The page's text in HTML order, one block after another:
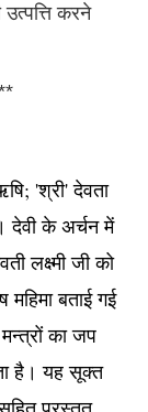
करने
'श्री' देवता
देवी के अर्चन में
लक्ष्मी जी को
बताई गई
का जप
है। यह सूक्त